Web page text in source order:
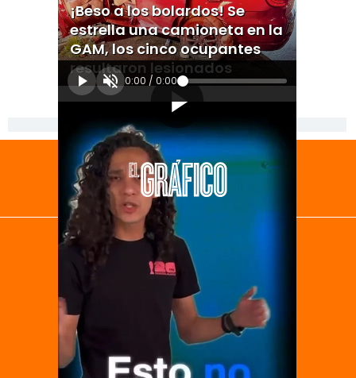
¡Beso a los bolardos! Se
estrella una camioneta en la
GAM, los cinco ocupantes
resultaron lesionados
0:00 / 0:00
[Publicidad]
El Universal
Vive USA
Clase
De 10 sports